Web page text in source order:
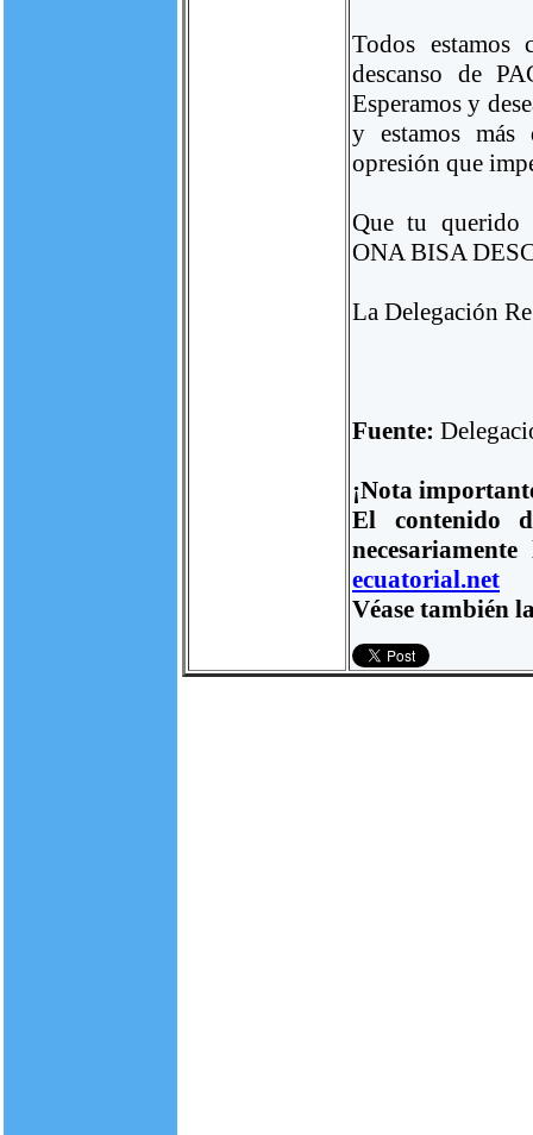
Todos
descanso de
Esperamos y
y estamos
opresión que
Que tu querido
ONA BISA
La Delegación
Fuente:
¡Nota
El contenido
ecuatorial.net
Véase también